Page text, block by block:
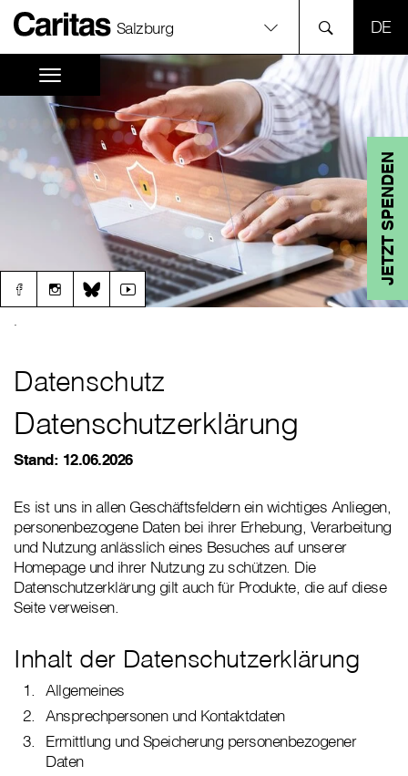
Salzburg
JETZT SPENDEN
Datenschutz
.
Datenschutzerklärung
Stand: 12.06.2026
Es ist uns in allen Geschäftsfeldern ein wichtiges Anliegen,
personenbezogene Daten bei ihrer Erhebung, Verarbeitung
und Nutzung anlässlich eines Besuches auf unserer
Homepage und ihrer Nutzung zu schützen. Die
Datenschutzerklärung gilt auch für Produkte, die auf diese
Seite verweisen.
Inhalt der Datenschutzerklärung
Allgemeines
Ansprechpersonen und Kontaktdaten
Ermittlung und Speicherung personenbezogener
Daten